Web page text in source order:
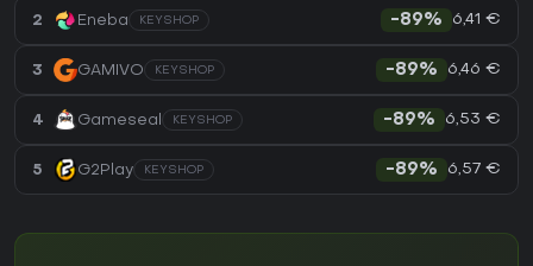
2 Eneba KEYSHOP -89% 6,41 €
3 GAMIVO KEYSHOP -89% 6,46 €
4 Gameseal KEYSHOP -89% 6,53 €
5 G2Play KEYSHOP -89% 6,57 €